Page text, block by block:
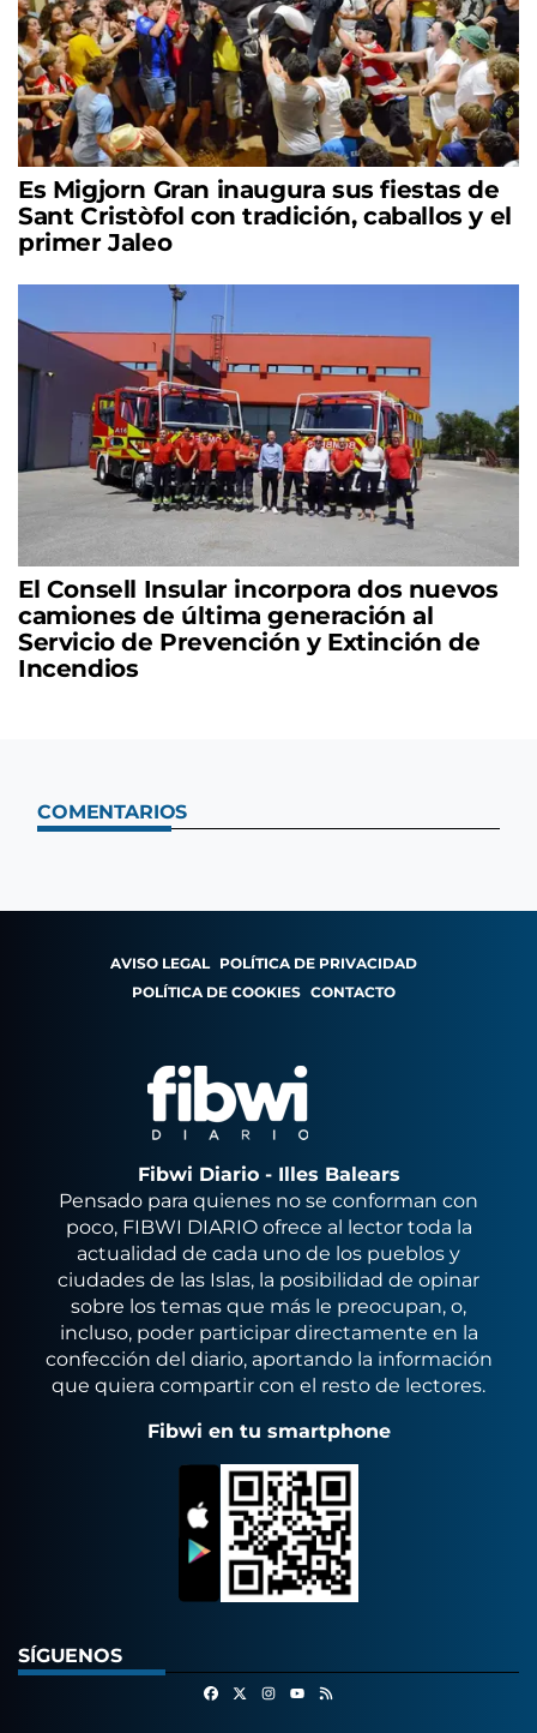
Es Migjorn Gran inaugura sus fiestas de
Sant Cristòfol con tradición, caballos y el
primer Jaleo
El Consell Insular incorpora dos nuevos
camiones de última generación al
Servicio de Prevención y Extinción de
Incendios
COMENTARIOS
AVISO LEGAL POLÍTICA DE PRIVACIDAD
POLÍTICA DE COOKIES CONTACTO
Fibwi Diario - Illes Balears
Pensado para quienes no se conforman con
poco, FIBWI DIARIO ofrece al lector toda la
actualidad de cada uno de los pueblos y
ciudades de las Islas, la posibilidad de opinar
sobre los temas que más le preocupan, o,
incluso, poder participar directamente en la
confección del diario, aportando la información
que quiera compartir con el resto de lectores.
Fibwi en tu smartphone
SÍGUENOS
FacebookInstagram